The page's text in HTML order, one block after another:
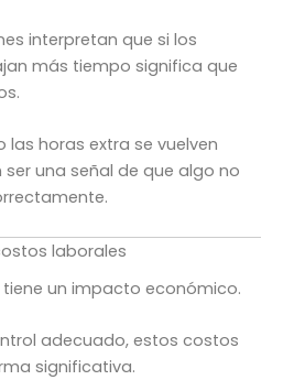
interpretan que si los
más tiempo significa que
las horas extra se vuelven
una señal de que algo no
laborales
un impacto económico.
adecuado, estos costos
significativa.